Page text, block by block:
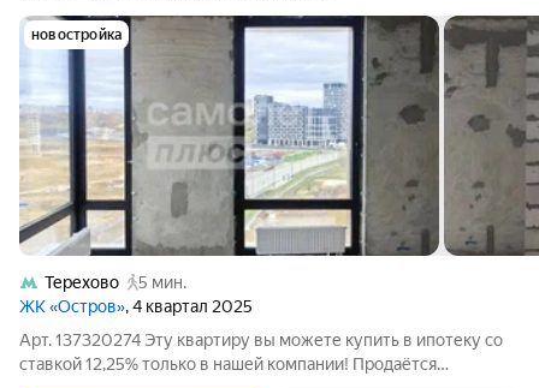
новостройка
Терехово
5 мин.
ЖК «Остров», 4 квартал 2025
Арт. 137320274 Эту квартиру вы можете купить в ипотеку со
ставкой 12,25% только в нашей компании! Продаётся